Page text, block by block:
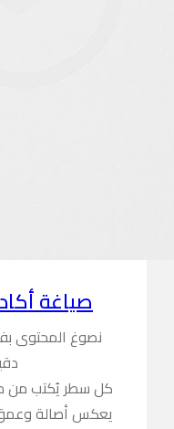
صياغة
نصوغ المحتوى
كل سطر يُكتب من
يعكس أصالة